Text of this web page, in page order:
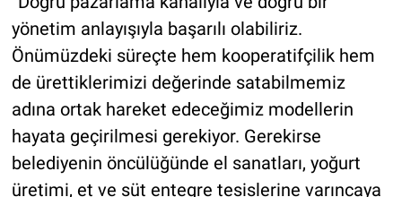
yönetim anlayışıyla başarılı olabiliriz.
Önümüzdeki süreçte hem kooperatifçilik hem
de ürettiklerimizi değerinde satabilmemiz
adına ortak hareket edeceğimiz modellerin
hayata geçirilmesi gerekiyor. Gerekirse
belediyenin öncülüğünde el sanatları, yoğurt
üretimi, et ve süt entegre tesislerine varıncaya